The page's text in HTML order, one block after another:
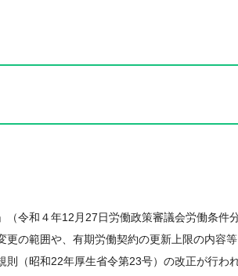
令和４年12月27日労働政策審議会労働条件
の範囲や、有期労働契約の更新上限の内容
（昭和22年厚生省令第23号）の改正が行わ